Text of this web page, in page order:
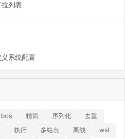
列表
系统配置
bos 精简 序列化
去重
执行 多站点 离线
wsl